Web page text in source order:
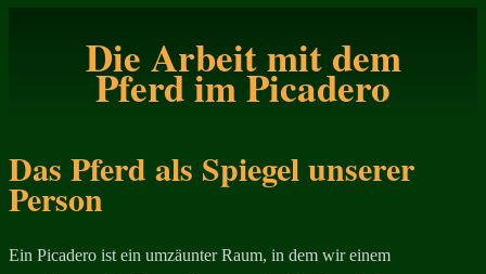
Die Arbeit mit dem
Pferd im Picadero
Das Pferd als Spiegel unserer
Person
Ein Picadero ist ein umzäunter Raum, in dem wir einem